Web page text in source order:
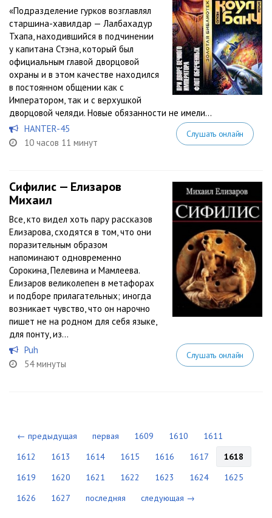
«Подразделение гурков возглавлял
старшина-хавилдар — Лалбахадур
Тхапа, находившийся в подчинении
у капитана Стэна, который был
официальным главой дворцовой
охраны и в этом качестве находился
в постоянном общении как с
Императором, так и с верхушкой
дворцовой челяди. Новые обязанности не имели...
HANTER-45
10 часов 11 минут
Слушать онлайн
Сифилис — Елизаров
Михаил
Все, кто видел хоть пару рассказов
Елизарова, сходятся в том, что они
поразительным образом
напоминают одновременно
Сорокина, Пелевина и Мамлеева.
Елизаров великолепен в метафорах
и подборе прилагательных; иногда
возникает чувство, что он нарочно
пишет не на родном для себя языке,
для понту, из...
Puh
54 минуты
Слушать онлайн
← предыдущая первая 1609 1610
1611
1612
1613 1614 1615 1616 1617
1618
1619
1620 1621 1622 1623 1624
1625
1626
1627 последняя следующая →